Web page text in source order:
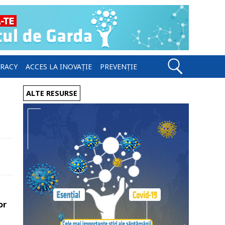
ACCES LA INOVAȚIE PREVENȚIE
ALTE RESURSE